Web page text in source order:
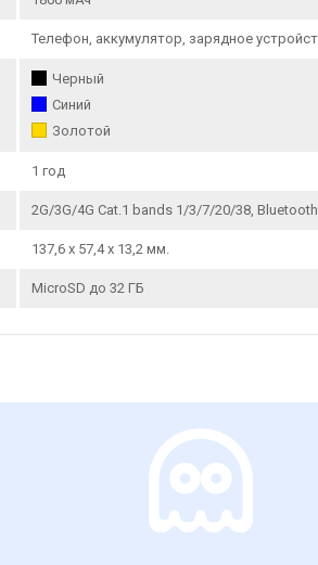
Телефон, аккумулятор, зарядное
Черный
Синий
Золотой
1 год
2G/3G/4G Cat.1 bands 1/3/7/20/38, Bluetooth
137,6 х 57,4 х 13,2 мм.
MicroSD до 32 ГБ